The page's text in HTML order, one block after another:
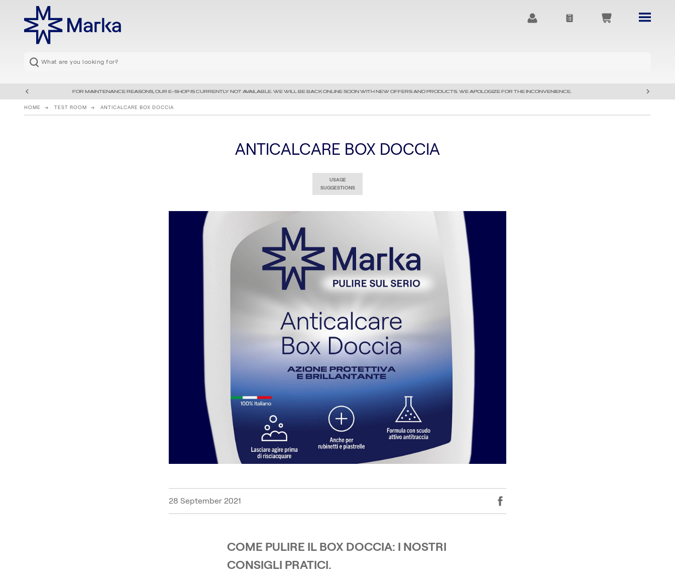
Precedente
FOR MAINTENANCE REASONS, OUR E-SHOP IS CURRENTLY NOT AVAILABLE. WE WILL BE BACK ONLINE SOON WITH NEW OFFERS AND PRODUCTS. WE APOLOGIZE FOR THE INCONVENIENCE.
HOME TEST ROOM ANTICALCARE BOX DOCCIA
ANTICALCARE BOX DOCCIA
USAGE
SUGGESTIONS
28 September 2021
COME PULIRE IL BOX DOCCIA: I NOSTRI
CONSIGLI PRATICI.